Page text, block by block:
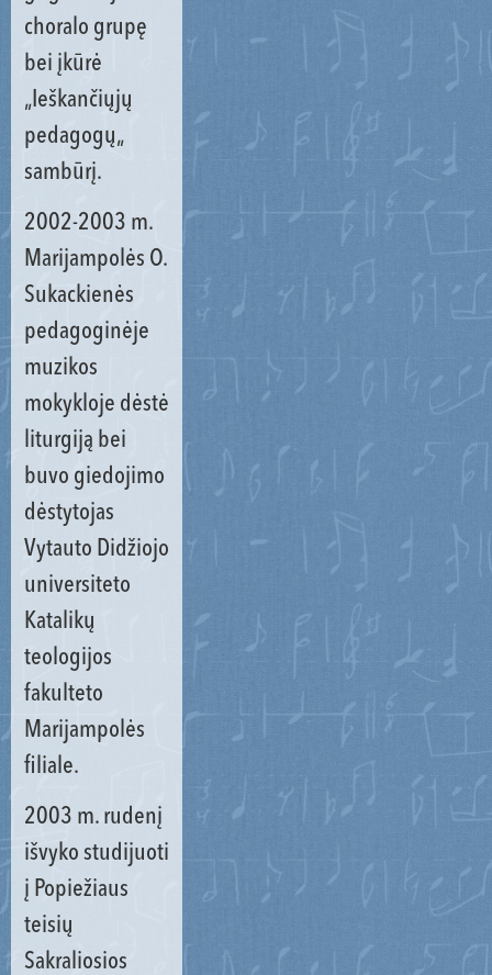
choralo grupę
bei įkūrė
„Ieškančiųjų
pedagogų„
sambūrį.
2002-2003 m.
Marijampolės O.
Sukackienės
pedagoginėje
muzikos
mokykloje dėstė
liturgiją bei
buvo giedojimo
dėstytojas
Vytauto Didžiojo
universiteto
Katalikų
teologijos
fakulteto
Marijampolės
filiale.
2003 m. rudenį
išvyko studijuoti
į Popiežiaus
teisių
Sakraliosios